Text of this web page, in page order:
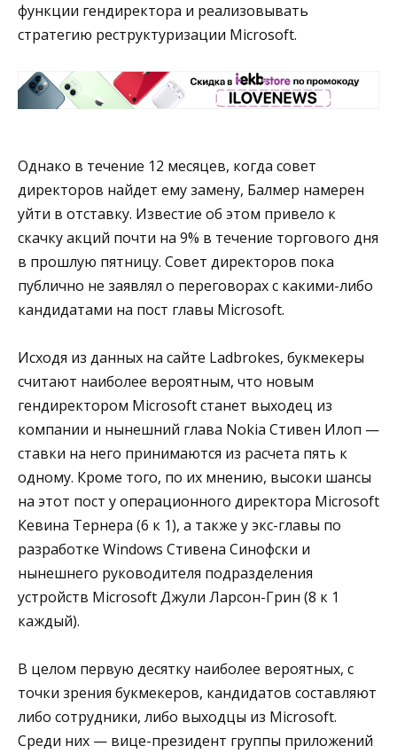
функции гендиректора и реализовывать
стратегию реструктуризации Microsoft.
Однако в течение 12 месяцев, когда совет
директоров найдет ему замену, Балмер намерен
уйти в отставку. Известие об этом привело к
скачку акций почти на 9% в течение торгового дня
в прошлую пятницу. Совет директоров пока
публично не заявлял о переговорах с какими-либо
кандидатами на пост главы Microsoft.
Исходя из данных на сайте Ladbrokes, букмекеры
считают наиболее вероятным, что новым
гендиректором Microsoft станет выходец из
компании и нынешний глава Nokia Стивен Илоп —
ставки на него принимаются из расчета пять к
одному. Кроме того, по их мнению, высоки шансы
на этот пост у операционного директора Microsoft
Кевина Тернера (6 к 1), а также у экс-главы по
разработке Windows Стивена Синофски и
нынешнего руководителя подразделения
устройств Microsoft Джули Ларсон-Грин (8 к 1
каждый).
В целом первую десятку наиболее вероятных, с
точки зрения букмекеров, кандидатов составляют
либо сотрудники, либо выходцы из Microsoft.
Среди них — вице-президент группы приложений